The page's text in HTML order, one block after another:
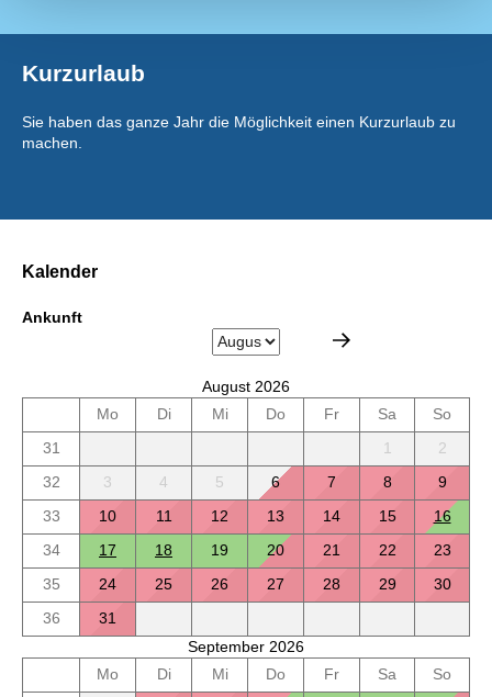
Kurzurlaub
Sie haben das ganze Jahr die Möglichkeit einen Kurzurlaub zu
machen.
Kalender
Ankunft
August 2026
Mo
Di Mi Do Fr Sa
So
31
1
2
32
3 4 5 6 7 8
9
33
10 11 12 13 14 15
16
34
17 18 19 20 21 22
23
35
24 25 26 27 28 29
30
36
31
September 2026
Mo
Di Mi Do Fr Sa
So